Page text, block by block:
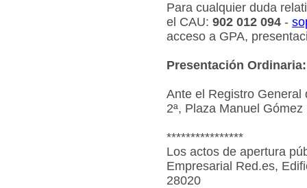
Para cualquier duda
el CAU: 902 012 094 -
acceso a GPA,
Presentación Ordinaria:
Ante el Registro General
2ª, Plaza Manuel
****************
Los actos de apertura
Empresarial Red.es,
28020